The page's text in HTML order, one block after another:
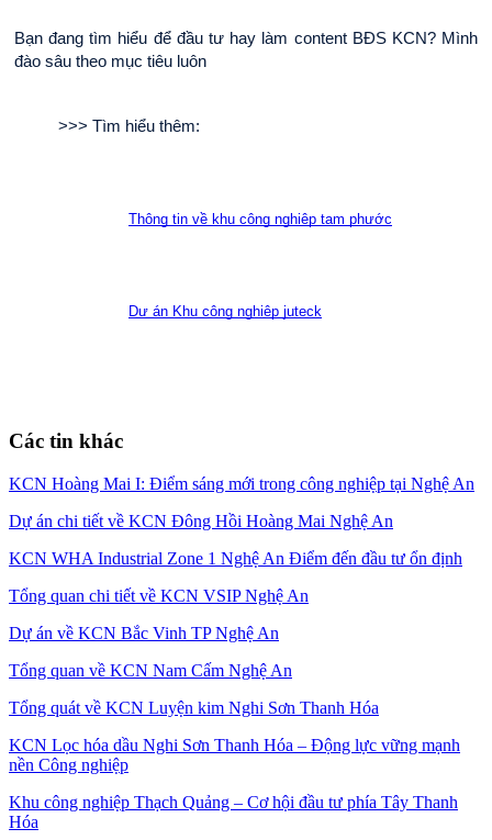
Bạn đang tìm hiểu để đầu tư hay làm content BĐS KCN? Mình
đào sâu theo mục tiêu luôn
>>> Tìm hiểu thêm:
Thông tin về khu công nghiệp tam phước
Dự án Khu công nghiệp juteck
Các tin khác
KCN Hoàng Mai I: Điểm sáng mới trong công nghiệp tại Nghệ An
Dự án chi tiết về KCN Đông Hồi Hoàng Mai Nghệ An
KCN WHA Industrial Zone 1 Nghệ An Điểm đến đầu tư ổn định
Tổng quan chi tiết về KCN VSIP Nghệ An
Dự án về KCN Bắc Vinh TP Nghệ An
Tổng quan về KCN Nam Cấm Nghệ An
Tổng quát về KCN Luyện kim Nghi Sơn Thanh Hóa
KCN Lọc hóa dầu Nghi Sơn Thanh Hóa – Động lực vững mạnh
nền Công nghiệp
Khu công nghiệp Thạch Quảng – Cơ hội đầu tư phía Tây Thanh
Hóa